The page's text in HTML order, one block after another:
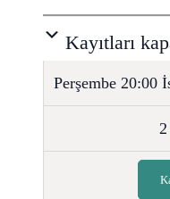
Kayıtları
Perşembe 20:00